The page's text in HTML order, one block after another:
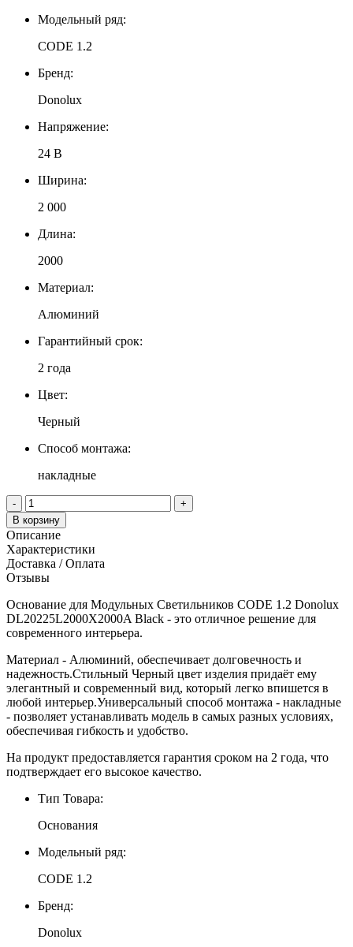
Модельный ряд:
CODE 1.2
Бренд:
Donolux
Напряжение:
24 В
Ширина:
2 000
Длина:
2000
Материал:
Алюминий
Гарантийный срок:
2 года
Цвет:
Черный
Способ монтажа:
накладные
-
+
В корзину
Описание
Характеристики
Доставка / Оплата
Отзывы
Основание для Модульных Светильников CODE 1.2 Donolux
DL20225L2000X2000A Black - это отличное решение для
современного интерьера.
Материал - Алюминий, обеспечивает долговечность и
надежность.Стильный Черный цвет изделия придаёт ему
элегантный и современный вид, который легко впишется в
любой интерьер.Универсальный способ монтажа - накладные
- позволяет устанавливать модель в самых разных условиях,
обеспечивая гибкость и удобство.
На продукт предоставляется гарантия сроком на 2 года, что
подтверждает его высокое качество.
Тип Товара:
Основания
Модельный ряд:
CODE 1.2
Бренд:
Donolux